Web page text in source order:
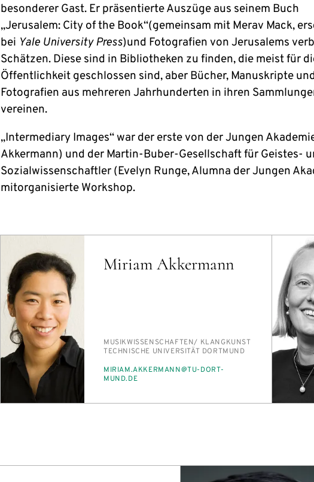
besonderer Gast. Er präsentierte Auszüge aus seinem Buch
„Jerusalem: City of the Book“(gemeinsam mit Merav Mack,
bei Yale University Press)und Fotografien von Jerusalems
Schätzen. Diese sind in Bibliotheken zu finden, die meist für
Öffentlichkeit geschlossen sind, aber Bücher, Manuskripte
Fotografien aus mehreren Jahrhunderten in ihren
vereinen.
„Intermediary Images“ war der erste von der Jungen
Akkermann) und der Martin-Buber-Gesellschaft für Geistes-
Sozialwissenschaftler (Evelyn Runge, Alumna der Jungen
mitorganisierte Workshop.
Miriam Akkermann
PERSON_RESEARCH_SUBJECT
MU­SIK­WIS­SEN­SCHAF­TEN/​ KLANG­KUNST
INSTITUTION
TECH­NI­SCHE UNI­VER­SI­TÄT DORT­MUND
E-
MAIL
MI­RI­AM.AK­KER­MANN@TU-DORT­
MUND.DE